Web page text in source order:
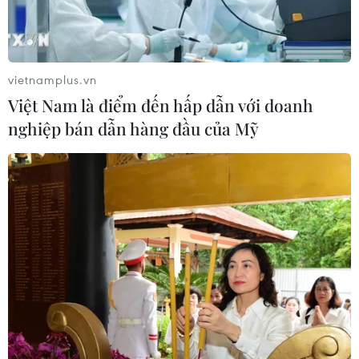
Mỹ truy tố đối tượng bị bắt tại sân
golf của Tổng thống Trump
05/08/2026 06:57
Mỹ cấm xuất khẩu vật liệu pin tái chế
và phế liệu vonfram trong một năm
05/08/2026 06:53
Xem thêm
vietnamplus.vn
Việt Nam là điểm đến hấp dẫn với doanh
nghiệp bán dẫn hàng đầu của Mỹ